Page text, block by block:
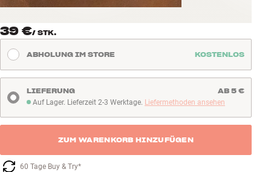
ANGEBOTE
Store Finden
Kundendienst
Kundendienst
Bauen mit Klang
39 €/ STK.
ABHOLUNG IM STORE KOSTENLOS
Auf Lager. Lieferzeit 2-3 Werktage
Auf Lager. Lieferzeit 2-3 Werktage. Liefermethoden ansehen
LIEFERUNG AB 5 €
ZUM WARENKORB HINZUFÜGEN
60 Tage Buy & Try*